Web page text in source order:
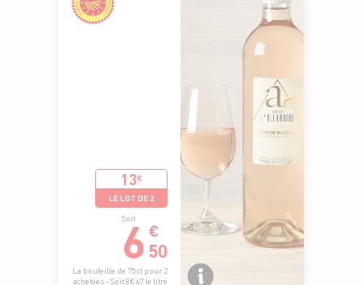
13€
LE LOT DE 2
Soit
6 €
50
La bouteille de 75 cl pour 2
achetées - Soit 8€67 le litre